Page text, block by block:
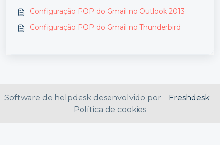
Configuração POP do Gmail no Outlook 2013
Configuração POP do Gmail no Thunderbird
Software de helpdesk desenvolvido por
Freshdesk
Política de cookies